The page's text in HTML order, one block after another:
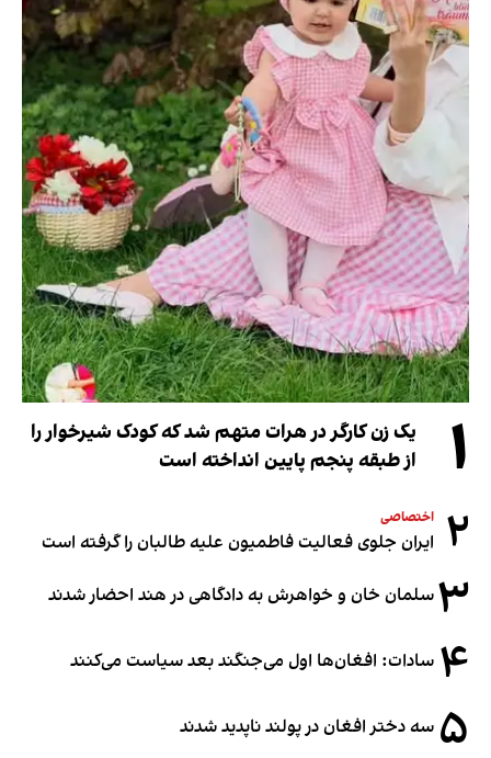
۱
یک زن کارگر در هرات متهم شد که کودک شیرخوار را
از طبقه پنجم پایین انداخته است
۲ اختصاصی
ایران جلوی فعالیت فاطمیون علیه طالبان را گرفته است
۳سلمان خان و خواهرش به دادگاهی در هند احضار شدند
۴ سادات: افغان‌ها اول می‌جنگند بعد سیاست می‌کنند
۵ سه دختر افغان در پولند ناپدید شدند